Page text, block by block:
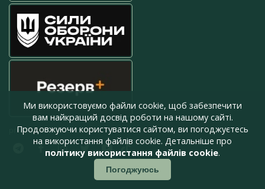
press@armyinform.com.ua
Ми використовуємо файли cookie, щоб забезпечити
вам найкращий досвід роботи на нашому сайті.
Продовжуючи користуватися сайтом, ви погоджуєтесь
на використання файлів cookie. Детальніше про
політику використання файлів cookie.
Погоджуюсь